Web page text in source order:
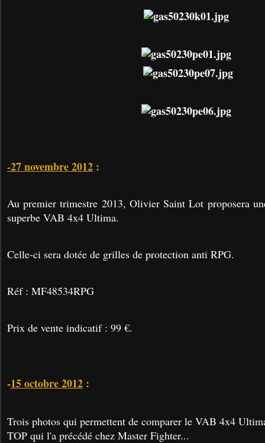
-27 novembre 2012 :
Au premier trimestre 2013, Olivier Saint Lot proposera
superbe VAB 4x4 Ultima.
Celle-ci sera dotée de grilles de protection anti RPG.
Réf : MF48534RPG
Prix de vente indicatif : 99 €.
-15 octobre 2012 :
Trois photos qui permettent de comparer le VAB 4x4
TOP qui l'a précédé chez Master Fighter...